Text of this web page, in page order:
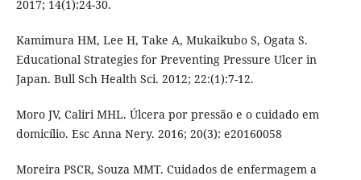
2017; 14(1):24-30.
Kamimura HM, Lee H, Take A, Mukaikubo S, Ogata S.
Educational Strategies for Preventing Pressure Ulcer in
Japan. Bull Sch Health Sci. 2012; 22:(1):7-12.
Moro JV, Caliri MHL. Úlcera por pressão e o cuidado em
domicílio. Esc Anna Nery. 2016; 20(3): e20160058
Moreira PSCR, Souza MMT. Cuidados de enfermagem a